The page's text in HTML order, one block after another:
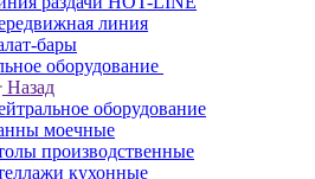
линия
бары
оборудование
Назад
оборудование
моечные
производственные
кухонные